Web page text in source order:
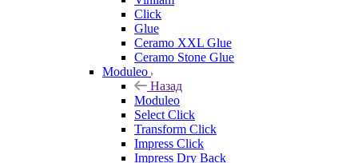
Click
Glue
Ceramo XXL Glue
Ceramo Stone Glue
Moduleo
Назад
Moduleo
Select Click
Transform Click
Impress Click
Impress Dry Back